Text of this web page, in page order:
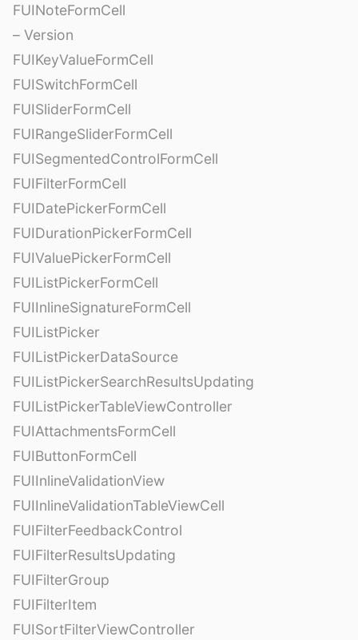
FUINoteFormCell
– Version
FUIKeyValueFormCell
FUISwitchFormCell
FUISliderFormCell
FUIRangeSliderFormCell
FUISegmentedControlFormCell
FUIFilterFormCell
FUIDatePickerFormCell
FUIDurationPickerFormCell
FUIValuePickerFormCell
FUIListPickerFormCell
FUIInlineSignatureFormCell
FUIListPicker
FUIListPickerDataSource
FUIListPickerSearchResultsUpdating
FUIListPickerTableViewController
FUIAttachmentsFormCell
FUIButtonFormCell
FUIInlineValidationView
FUIInlineValidationTableViewCell
FUIFilterFeedbackControl
FUIFilterResultsUpdating
FUIFilterGroup
FUIFilterItem
FUISortFilterViewController